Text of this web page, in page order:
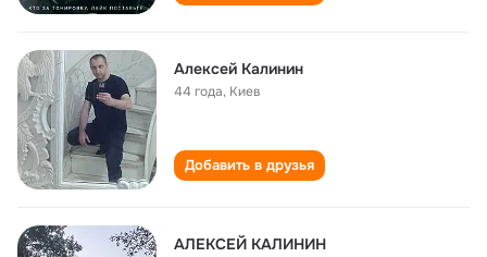
Алексей Калинин
44 года, Киев
Добавить в друзья
АЛЕКСЕЙ КАЛИНИН